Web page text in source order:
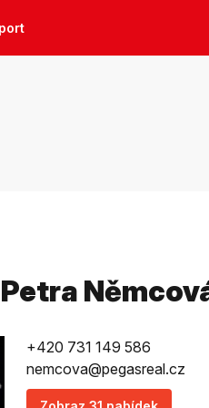
+420 731 149 586
nemcova@pegasreal.cz